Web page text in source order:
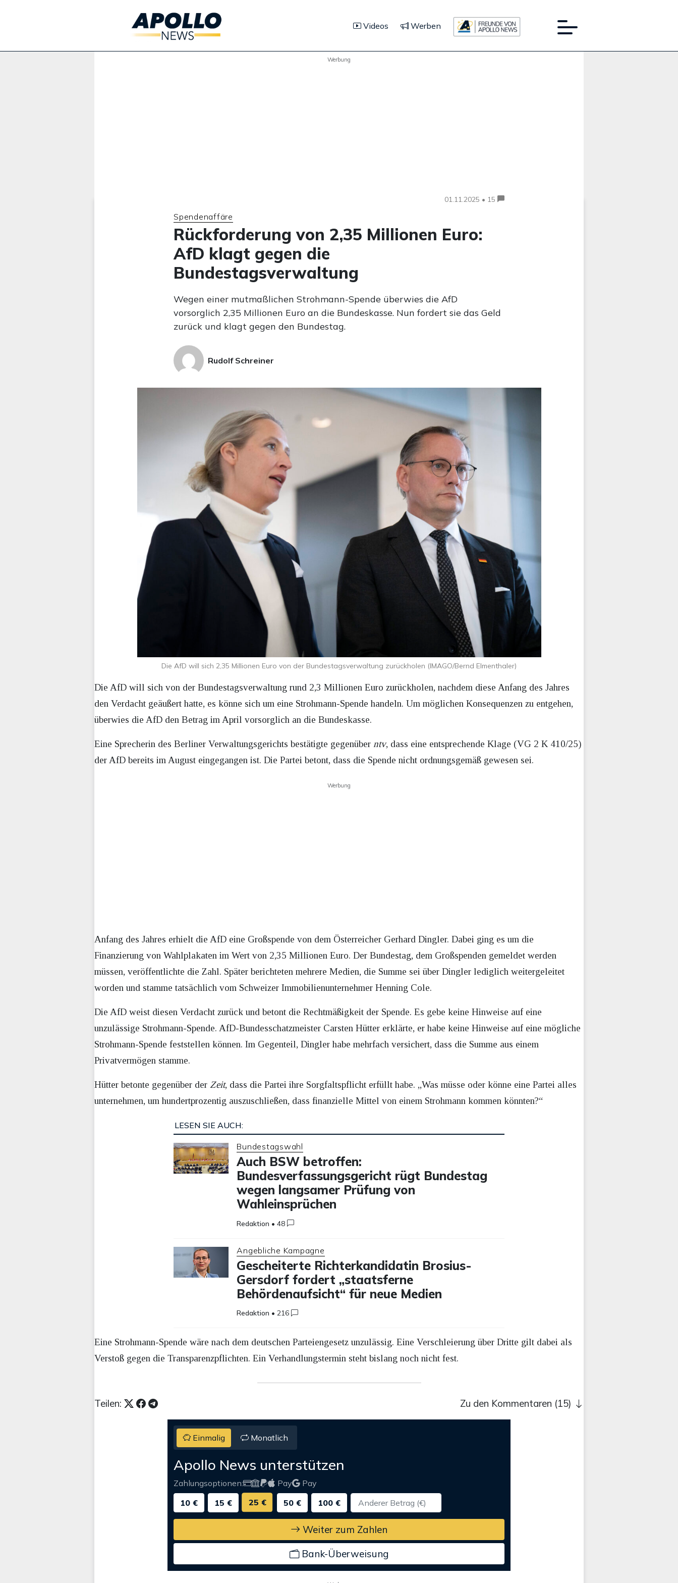
Videos Werben
Werbung
01.11.2025 • 15
Spendenaffäre
Rückforderung von 2,35 Millionen Euro:
AfD klagt gegen die
Bundestagsverwaltung
Wegen einer mutmaßlichen Strohmann-Spende überwies die AfD
vorsorglich 2,35 Millionen Euro an die Bundeskasse. Nun fordert sie das Geld
zurück und klagt gegen den Bundestag.
Rudolf Schreiner
Die AfD will sich 2,35 Millionen Euro von der Bundestagsverwaltung zurückholen (IMAGO/Bernd Elmenthaler)
Die AfD will sich von der Bundestagsverwaltung rund 2,3 Millionen Euro zurückholen, nachdem diese Anfang des Jahres
den Verdacht geäußert hatte, es könne sich um eine Strohmann-Spende handeln. Um möglichen Konsequenzen zu entgehen,
überwies die AfD den Betrag im April vorsorglich an die Bundeskasse.
Eine Sprecherin des Berliner Verwaltungsgerichts bestätigte gegenüber ntv, dass eine entsprechende Klage (VG 2 K 410/25)
der AfD bereits im August eingegangen ist. Die Partei betont, dass die Spende nicht ordnungsgemäß gewesen sei.
Werbung
Anfang des Jahres erhielt die AfD eine Großspende von dem Österreicher Gerhard Dingler. Dabei ging es um die
Finanzierung von Wahlplakaten im Wert von 2,35 Millionen Euro. Der Bundestag, dem Großspenden gemeldet werden
müssen, veröffentlichte die Zahl. Später berichteten mehrere Medien, die Summe sei über Dingler lediglich weitergeleitet
worden und stamme tatsächlich vom Schweizer Immobilienunternehmer Henning Cole.
Die AfD weist diesen Verdacht zurück und betont die Rechtmäßigkeit der Spende. Es gebe keine Hinweise auf eine
unzulässige Strohmann-Spende. AfD-Bundesschatzmeister Carsten Hütter erklärte, er habe keine Hinweise auf eine mögliche
Strohmann-Spende feststellen können. Im Gegenteil, Dingler habe mehrfach versichert, dass die Summe aus einem
Privatvermögen stamme.
Hütter betonte gegenüber der Zeit, dass die Partei ihre Sorgfaltspflicht erfüllt habe. „Was müsse oder könne eine Partei alles
unternehmen, um hundertprozentig auszuschließen, dass finanzielle Mittel von einem Strohmann kommen könnten?“
LESEN SIE AUCH:
Bundestagswahl
Auch BSW betroffen:
Bundesverfassungsgericht rügt Bundestag
wegen langsamer Prüfung von
Wahleinsprüchen
Redaktion •48
Angebliche Kampagne
Gescheiterte Richterkandidatin Brosius-
Gersdorf fordert „staatsferne
Behördenaufsicht“ für neue Medien
Redaktion •216
Eine Strohmann-Spende wäre nach dem deutschen Parteiengesetz unzulässig. Eine Verschleierung über Dritte gilt dabei als
Verstoß gegen die Transparenzpflichten. Ein Verhandlungstermin steht bislang noch nicht fest.
Teilen: Zu den Kommentaren (15)
Einmalig Monatlich
Apollo News unterstützen
Zahlungsoptionen: Pay
Pay
10 €
15 € 25 € 50 € 100 €
Weiter zum Zahlen
Bank-Überweisung